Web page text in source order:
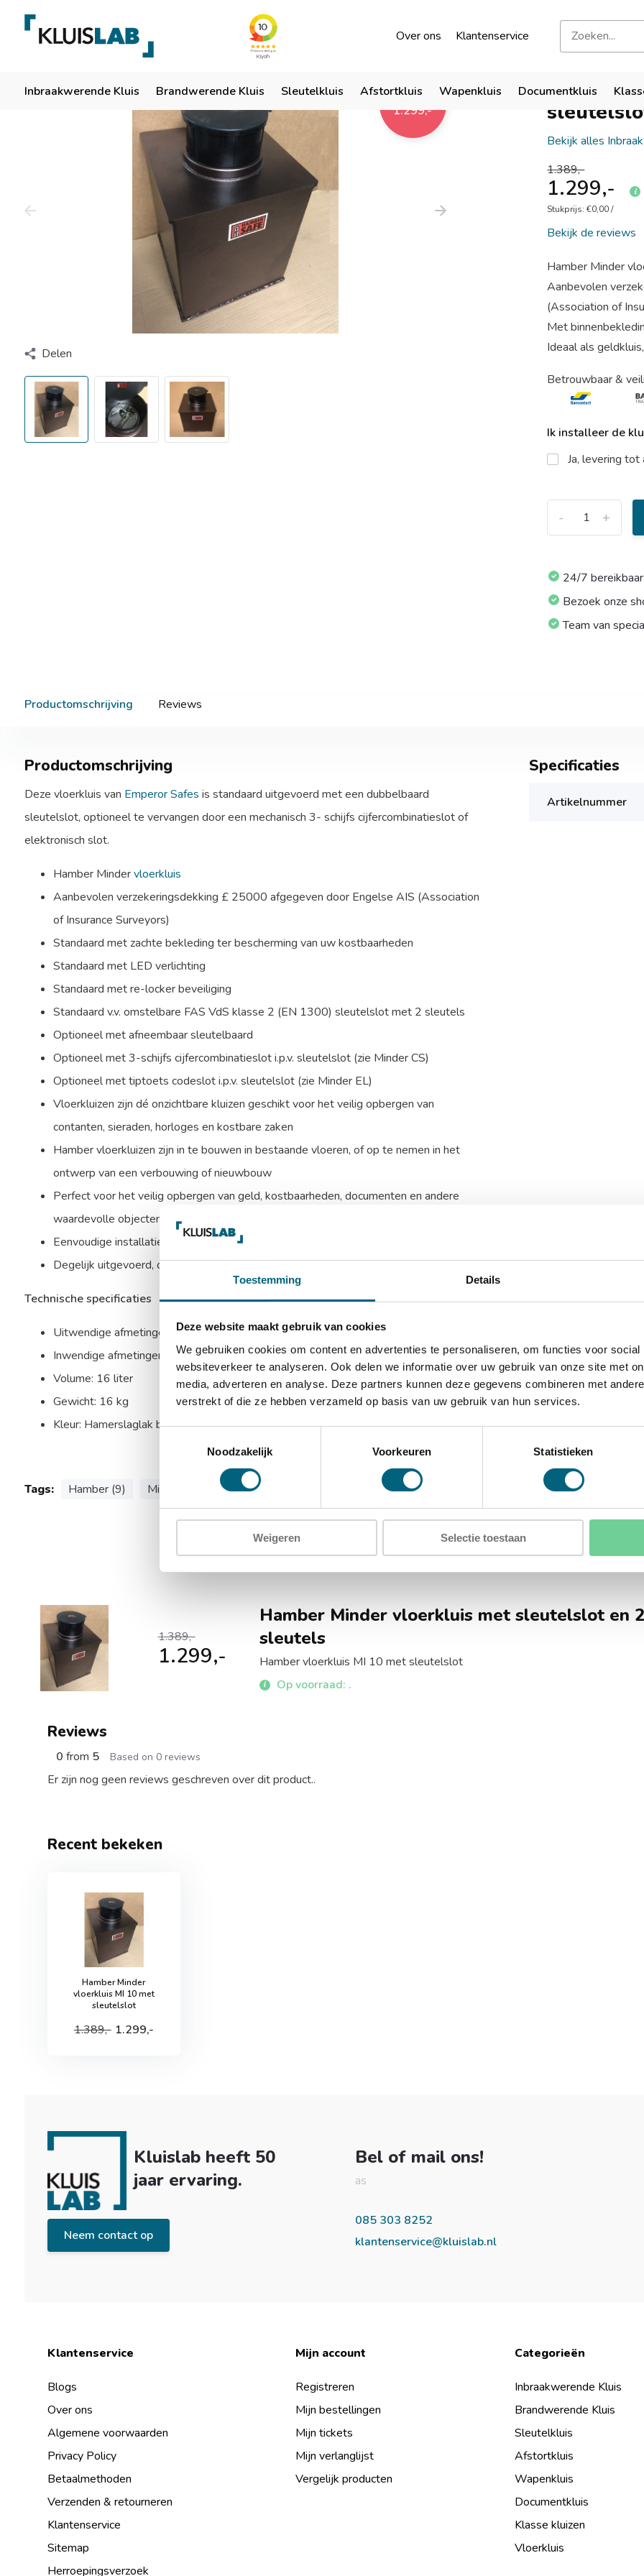
Toestemming Details
Deze website maakt gebruik van cookies
We gebruiken cookies om content en advertenties te personaliseren, om functies voor
websiteverkeer te analyseren. Ook delen we informatie over uw gebruik van onze site met
media, adverteren en analyse. Deze partners kunnen deze gegevens combineren met
verstrekt of die ze hebben verzameld op basis van uw gebruik van hun services.
Noodzakelijk
Voorkeuren Statistieken
Weigeren Selectie toestaan
Over ons Klantenservice
Inbraakwerende Kluis Brandwerende Kluis Sleutelkluis Afstortkluis Wapenkluis Documentkluis
Ruim 50 jaar ervaring
Bezoek onze showroom
1.389,-
1.299,-
Delen
Hamber
Bekijk alles
1.389,-
1.299,-
Stukprijs:€0,00/
Bekijk de reviews
Hamber Minder
Aanbevolen
(Association of
Met
Ideaal als
Betrouwbaar &
Ik installeer de
Ja, levering
+
-
24/7 bereikbaar
Bezoek onze
Team van
Productomschrijving Reviews
Productomschrijving
Deze vloerkluis van Emperor Safes is standaard uitgevoerd met een dubbelbaard
sleutelslot, optioneel te vervangen door een mechanisch 3- schijfs cijfercombinatieslot of
elektronisch slot.
Hamber Mindervloerkluis
Aanbevolen verzekeringsdekking £ 25000 afgegeven door Engelse AIS (Association
of Insurance Surveyors)
Standaard met zachte bekleding ter bescherming van uw kostbaarheden
Standaard met LED verlichting
Standaard met re-locker beveiliging
Standaard v.v. omstelbare FAS VdS klasse 2 (EN 1300) sleutelslot met 2 sleutels
Optioneel met afneembaar sleutelbaard
Optioneel met 3-schijfs cijfercombinatieslot i.p.v. sleutelslot (zie Minder CS)
Optioneel met tiptoets codeslot i.p.v. sleutelslot (zie Minder EL)
Vloerkluizen zijn dé onzichtbare kluizen geschikt voor het veilig opbergen van
contanten, sieraden, horloges en kostbare zaken
Hamber vloerkluizen zijn in te bouwen in bestaande vloeren, of op te nemen in het
ontwerp van een verbouwing of nieuwbouw
Perfect voor het veilig opbergen van geld, kostbaarheden, documenten en andere
waardevolle objecten
Eenvoudige installatie
Degelijk uitgevoerd, onzichtbaar in te bouwen
Technische specificaties
Uitwendige afmetingen: 355 x 255 x 255 mm (HxBxD)
Inwendige afmetingen: 251 x 251 x 251 mm (HxBxD)
Volume: 16 liter
Gewicht: 16 kg
Kleur: Hamerslaglak bruin
Tags: Hamber (9) Minder (9) sleutelslot (3)
Specificaties
Artikelnummer
1.389,-
1.299,-
Hamber Minder vloerkluis met sleutelslot en 2
sleutels
Hamber vloerkluis MI 10 met sleutelslot
Op voorraad: .
Reviews
0 from 5 Based on 0 reviews
Er zijn nog geen reviews geschreven over dit product..
Recent bekeken
Hamber Minder
vloerkluis MI 10 met
sleutelslot
1.389,- 1.299,-
Kluislab heeft 50
jaar ervaring.
Neem contact op
Bel of mail ons!
as
085 303 8252
klantenservice@kluislab.nl
Klantenservice
Blogs
Over ons
Algemene voorwaarden
Privacy Policy
Betaalmethoden
Verzenden & retourneren
Klantenservice
Sitemap
Herroepingsverzoek
Mijn account
Registreren
Mijn bestellingen
Mijn tickets
Mijn verlanglijst
Vergelijk producten
Categorieën
Inbraakwerende Kluis
Brandwerende Kluis
Sleutelkluis
Afstortkluis
Wapenkluis
Documentkluis
Klasse kluizen
Vloerkluis